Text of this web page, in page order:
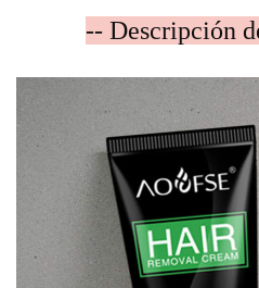
-- Descripción